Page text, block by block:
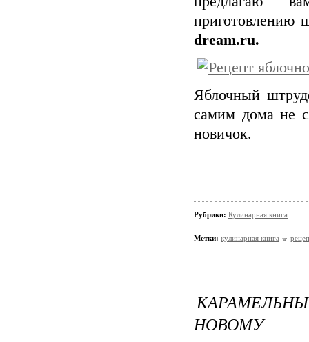
приготовлению
dream.ru.
Яблочный
самим дома не
новичок.
Рубрики: Кулинарная книга
Метки: кулинарная книга
НОВОМУ